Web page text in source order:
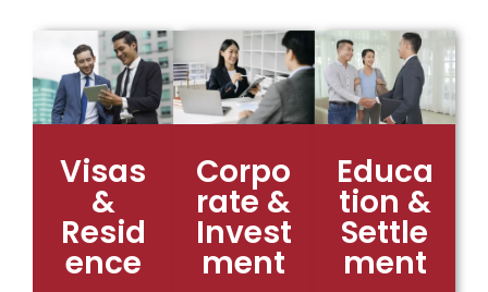
Visas
&
Resid
ence
Corpo
rate &
Invest
ment
Educa
tion &
Settle
ment